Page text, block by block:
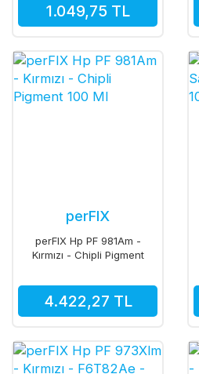
1.049,75 TL
perFIX
perFIX Hp PF 981Am -
Kırmızı - Chipli Pigment
4.422,27 TL